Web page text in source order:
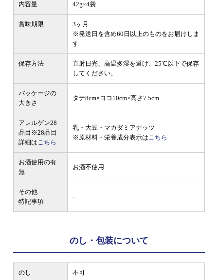
内容量 42g×4袋
賞味期限
3ヶ月
※発送日を含め60日以上のものをお届けしま
す
保存方法
直射日光、高温多湿を避け、25℃以下で保存
してください。
パッケージの
大きさ
タテ8cm×ヨコ10cm×高さ7.5cm
アレルゲン28
品目 ※28品目
詳細はこちら
乳・大豆・マカダミアナッツ
※原材料・栄養成分表示はこちら
お酒使用の有
無
お酒不使用
その他
特記事項
-
のし・包装について
のし 不可